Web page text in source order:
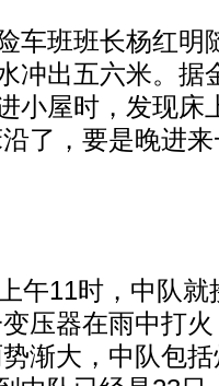
班班长杨红明
冲出五六米。据
小屋时，发现床
了，要是晚进
11时，中队就
压器在雨中打
渐大，中队包